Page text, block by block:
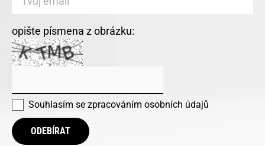
opište písmena z obrázku:
Souhlasím se zpracováním osobních údajů
ODEBÍRAT